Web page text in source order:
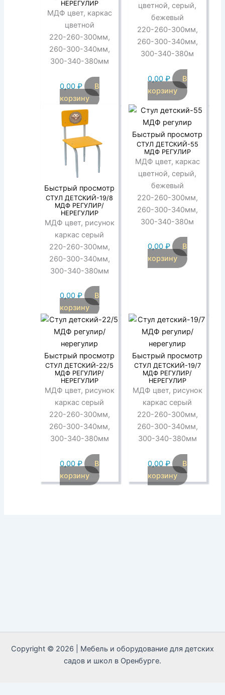
НЕРЕГУЛИР
МДФ цвет, каркас
цветной
220-260-300мм,
260-300-340мм,
300-340-380мм
0,00 ₽
В
корзину
цветной, серый,
бежевый
220-260-300мм,
260-300-340мм,
300-340-380м
0,00 ₽
В
корзину
Быстрый просмотр
СТУЛ ДЕТСКИЙ-19/8
МДФ РЕГУЛИР/
НЕРЕГУЛИР
МДФ цвет, рисунок
каркас серый
220-260-300мм,
260-300-340мм,
300-340-380мм
0,00 ₽
В
корзину
Быстрый просмотр
СТУЛ ДЕТСКИЙ-55
МДФ РЕГУЛИР
МДФ цвет, каркас
цветной, серый,
бежевый
220-260-300мм,
260-300-340мм,
300-340-380м
0,00 ₽
В
корзину
Быстрый просмотр
СТУЛ ДЕТСКИЙ-22/5
МДФ РЕГУЛИР/
НЕРЕГУЛИР
МДФ цвет, рисунок
каркас серый
220-260-300мм,
260-300-340мм,
300-340-380мм
0,00 ₽
В
корзину
Быстрый просмотр
СТУЛ ДЕТСКИЙ-19/7
МДФ РЕГУЛИР/
НЕРЕГУЛИР
МДФ цвет, рисунок
каркас серый
220-260-300мм,
260-300-340мм,
300-340-380мм
0,00 ₽
В
корзину
Copyright © 2026 | Мебель и оборудование для детских
садов и школ в Оренбурге.